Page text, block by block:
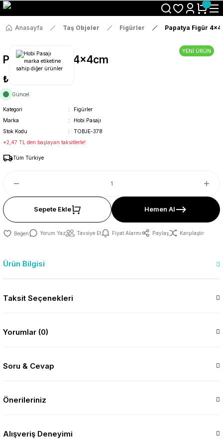
Size Özel "HG10" Koduyla Sepette Hemen %10 İndirimi Kaçırma
Anasayfa Taş Objeler Figürler Papatya Figür
YENİ ÜRÜN
Papatya Figür 4x4cm
₺13
Güncel
Kategori
Figürler
Marka
Hobi Pasajı
Stok Kodu
TOBJE-378
*2,47 TL den başlayan taksitlerle!
Tüm Türkiye
Sepete Ekle Hemen Al
Yorum Yaz Tavsiye Et Fiyat Alarmı Paylaş Karşılaştır
Ürün Bilgisi
Taksit Seçenekleri
Yorumlar (0)
Soru & Cevap
Önerileriniz
Alışveriş Deneyimi